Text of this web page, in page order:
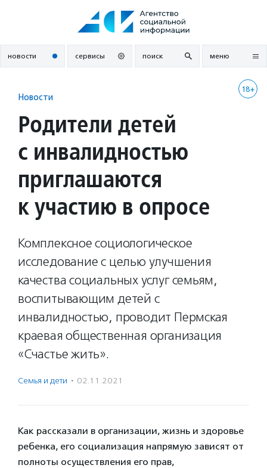
новости сервисы поиск меню
18+
Новости
Родители детей
с инвалидностью
приглашаются
к участию в опросе
Комплексное социологическое
исследование с целью улучшения
качества социальных услуг семьям,
воспитывающим детей с
инвалидностью, проводит Пермская
краевая общественная организация
«Счастье жить».
Семья и дети · 02.11.2021
Как рассказали в организации, жизнь и здоровье
ребенка, его социализация напрямую зависят от
полноты осуществления его прав,